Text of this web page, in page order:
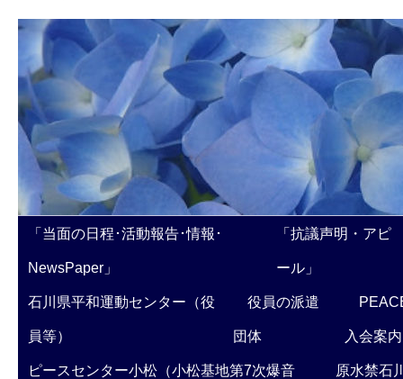
「当面の日程･活動報告･情報･
NewsPaper」
「抗議声明・アピ
ール」
石川県平和運動センター（役
員等）
役員の派遣
団体 入会案内
ピースセンター小松（小松基地第7次爆音 原水禁石